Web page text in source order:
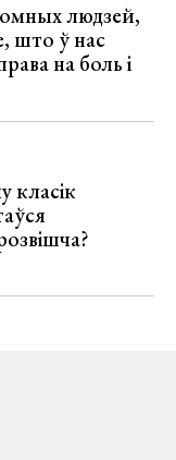
людзей,
што ў нас
на боль і
класік